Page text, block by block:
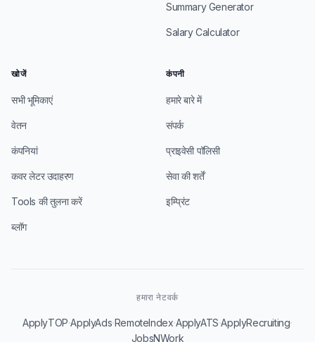
Summary Generator
Salary Calculator
खोजें
सभी भूमिकाएं
वेतन
कंपनियां
कवर लेटर उदाहरण
Tools की तुलना करें
ब्लॉग
कंपनी
हमारे बारे में
संपर्क
प्राइवेसी पॉलिसी
सेवा की शर्तें
इम्प्रिंट
हमारा नेटवर्क
ApplyTOP·ApplyAds·RemoteIndex·ApplyATS·ApplyRecruiting·
JobsNWork